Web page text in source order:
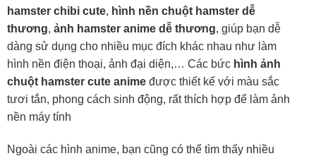
hamster chibi cute, hình nền chuột hamster dễ
thương, ảnh hamster anime dễ thương, giúp bạn dễ
dàng sử dụng cho nhiều mục đích khác nhau như làm
hình nền điện thoại, ảnh đại diện,… Các bức hình ảnh
chuột hamster cute anime được thiết kế với màu sắc
tươi tắn, phong cách sinh động, rất thích hợp để làm ảnh
nền máy tính
Ngoài các hình anime, bạn cũng có thể tìm thấy nhiều